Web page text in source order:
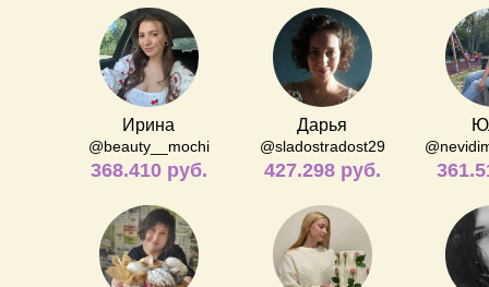
Ирина
@beauty__mochi
368.410 руб.
Дарья
@sladostradost29
427.298 руб.